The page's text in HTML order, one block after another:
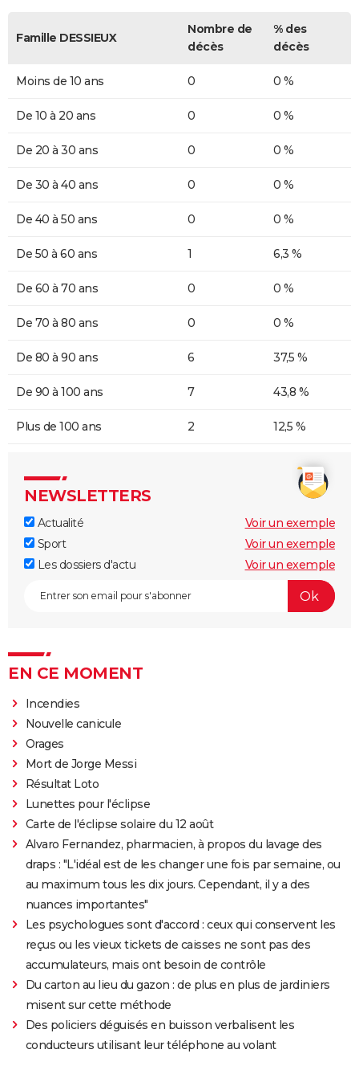
Famille DESSIEUX
Nombre de
décès
% des
décès
Moins de 10 ans 0 0 %
De 10 à 20 ans 0 0 %
De 20 à 30 ans 0 0 %
De 30 à 40 ans 0 0 %
De 40 à 50 ans 0 0 %
De 50 à 60 ans 1 6,3 %
De 60 à 70 ans 0 0 %
De 70 à 80 ans 0 0 %
De 80 à 90 ans 6 37,5 %
De 90 à 100 ans 7 43,8 %
Plus de 100 ans 2 12,5 %
NEWSLETTERS
Actualité
Voir un exemple
Sport
Voir un exemple
Les dossiers d'actu
Voir un exemple
EN CE MOMENT
Incendies
Nouvelle canicule
Orages
Mort de Jorge Messi
Résultat Loto
Lunettes pour l'éclipse
Carte de l'éclipse solaire du 12 août
Alvaro Fernandez, pharmacien, à propos du lavage des
draps : "L'idéal est de les changer une fois par semaine, ou
au maximum tous les dix jours. Cependant, il y a des
nuances importantes"
Les psychologues sont d'accord : ceux qui conservent les
reçus ou les vieux tickets de caisses ne sont pas des
accumulateurs, mais ont besoin de contrôle
Du carton au lieu du gazon : de plus en plus de jardiniers
misent sur cette méthode
Des policiers déguisés en buisson verbalisent les
conducteurs utilisant leur téléphone au volant